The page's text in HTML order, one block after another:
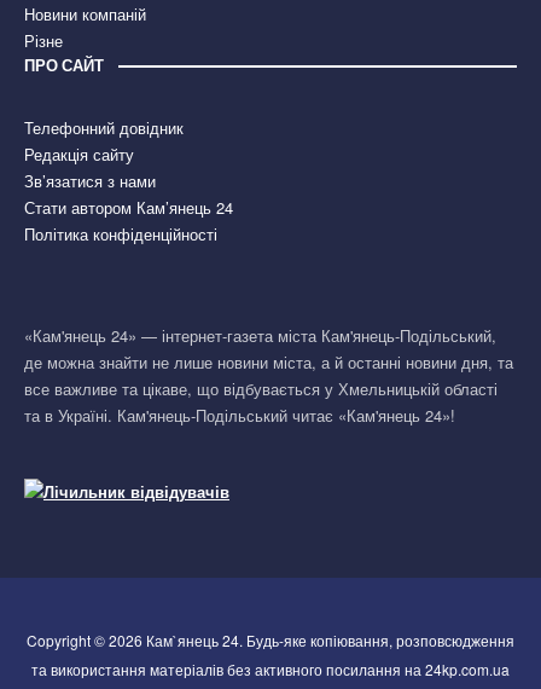
Новини компаній
Різне
ПРО САЙТ
Телефонний довідник
Редакція сайту
Зв’язатися з нами
Стати автором Кам’янець 24
Політика конфіденційності
«Кам'янець 24» — інтернет-газета міста Кам'янець-Подільський,
де можна знайти не лише новини міста, а й останні новини дня, та
все важливе та цікаве, що відбувається у Хмельницькій області
та в Україні. Кам'янець-Подільський читає «Кам'янець 24»!
Copyright © 2026 Кам`янець 24. Будь-яке копіювання, розповсюдження
та використання матеріалів без активного посилання на 24kp.com.ua